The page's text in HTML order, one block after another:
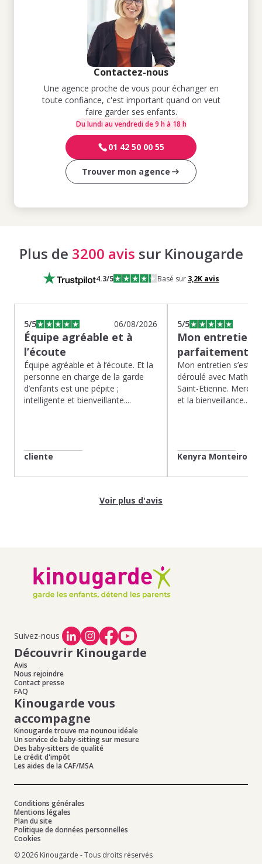
Contactez-nous
Une agence proche de vous pour échanger en
toute confiance, c'est important quand on veut
faire garder ses enfants.
Du lundi au vendredi de 9 h à 18 h
01 42 50 00 55
Trouver mon agence
Plus de 3200 avis sur Kinougarde
4.3/5 Basé sur 3,2Kavis
5/5 06/08/2026
Équipe agréable et à
l’écoute
Équipe agréable et à l’écoute. Et la
personne en charge de la garde
d’enfants est une pépite ;
intelligente et bienveillante....
cliente
5/5
Mon entretien
parfaitement…
Mon entretien s’est
déroulé avec Mathias
Saint-Etienne. Merci
et la bienveillance...
Kenyra Monteiro
Voir plus d'avis
Suivez-nous
Découvrir Kinougarde
Avis
Nous rejoindre
Contact presse
FAQ
Kinougarde vous
accompagne
Kinougarde trouve ma nounou idéale
Un service de baby-sitting sur mesure
Des baby-sitters de qualité
Le crédit d'impôt
Les aides de la CAF/MSA
Conditions générales
Mentions légales
Plan du site
Politique de données personnelles
Cookies
© 2026 Kinougarde - Tous droits réservés